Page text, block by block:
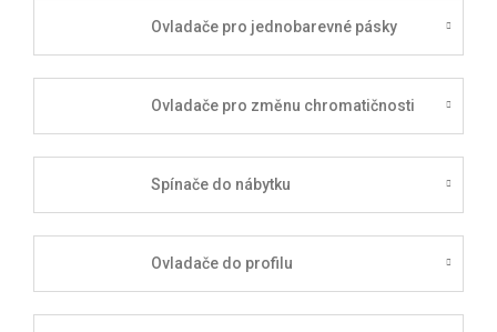
Ovladače pro jednobarevné pásky
Ovladače pro změnu chromatičnosti
Spínače do nábytku
Ovladače do profilu